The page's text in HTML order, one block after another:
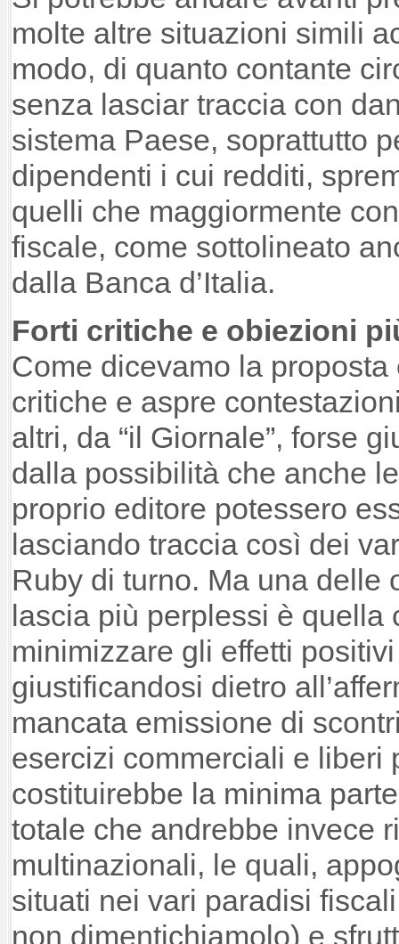
molte altre situazioni simili
modo, di quanto contante
senza lasciar traccia con
sistema Paese, soprattutto
dipendenti i cui redditi,
quelli che maggiormente
fiscale, come sottolineato
dalla Banca d’Italia.
Forti critiche e obiezioni
Come dicevamo la
critiche e aspre
altri, da “il Giornale”, forse
dalla possibilità che anche
proprio editore potessero
lasciando traccia così dei
Ruby di turno. Ma una delle
lascia più perplessi è quella
minimizzare gli effetti
giustificandosi dietro
mancata emissione di
esercizi commerciali e liberi
costituirebbe la minima
totale che andrebbe invece
multinazionali, le quali,
situati nei vari paradisi
non dimentichiamolo) e